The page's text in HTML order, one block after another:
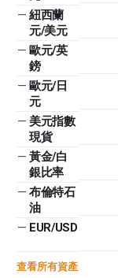
— 紐西蘭
元/美元
— 歐元/英
鎊
— 歐元/日
元
— 美元指數
現貨
— 黃金/白
銀比率
— 布倫特石
油
— EUR/USD
查看所有資產